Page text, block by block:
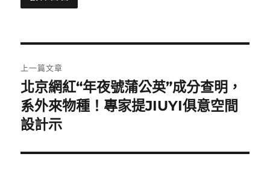
章
導
覽
上一篇文章
上
一
篇
章:
北京網紅“年夜號蒲公英”成分查明，
系外來物種！專家提JIUYI俱意空間
設計示